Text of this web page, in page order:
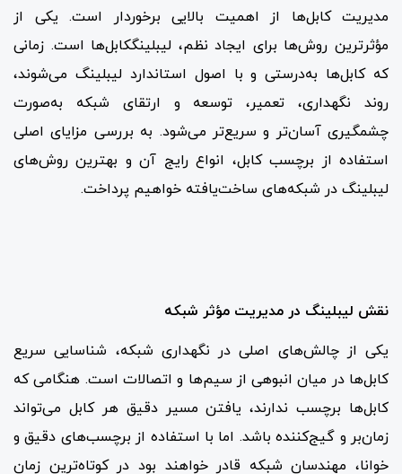
مدیریت کابل‌ها از اهمیت بالایی برخوردار است. یکی از
مؤثرترین روش‌ها برای ایجاد نظم، لیبلینگکابل‌ها است. زمانی
که کابل‌ها به‌درستی و با اصول استاندارد لیبلینگ می‌شوند،
روند نگهداری، تعمیر، توسعه و ارتقای شبکه به‌صورت
چشمگیری آسان‌تر و سریع‌تر می‌شود. به بررسی مزایای اصلی
استفاده از برچسب کابل، انواع رایج آن و بهترین روش‌های
لیبلینگ در شبکه‌های ساخت‌یافته خواهیم پرداخت.
نقش لیبلینگ در مدیریت مؤثر شبکه
یکی از چالش‌های اصلی در نگهداری شبکه، شناسایی سریع
کابل‌ها در میان انبوهی از سیم‌ها و اتصالات است. هنگامی که
کابل‌ها برچسب ندارند، یافتن مسیر دقیق هر کابل می‌تواند
زمان‌بر و گیج‌کننده باشد. اما با استفاده از برچسب‌های دقیق و
خوانا، مهندسان شبکه قادر خواهند بود در کوتاه‌ترین زمان